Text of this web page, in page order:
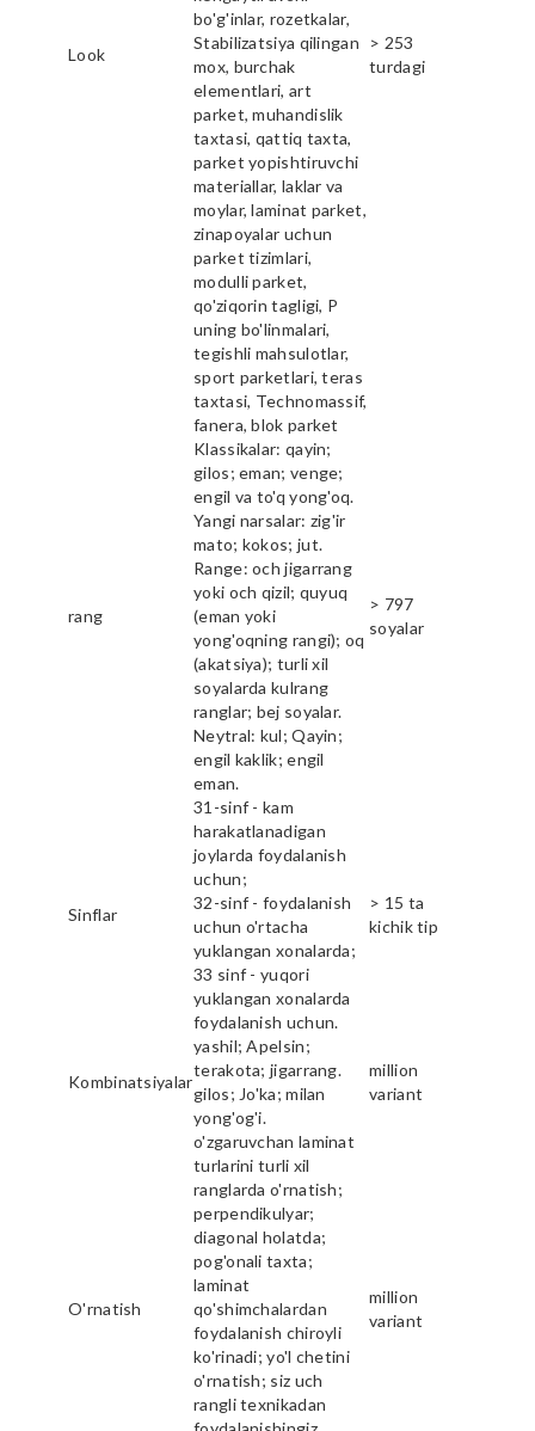
Look
bo'g'inlar, rozetkalar,
Stabilizatsiya qilingan
mox, burchak
elementlari, art
parket, muhandislik
taxtasi, qattiq taxta,
parket yopishtiruvchi
materiallar, laklar va
moylar, laminat parket,
zinapoyalar uchun
parket tizimlari,
modulli parket,
qo'ziqorin tagligi, P
uning bo'linmalari,
tegishli mahsulotlar,
sport parketlari, teras
taxtasi, Technomassif,
fanera, blok parket
> 253
turdagi
rang
Klassikalar: qayin;
gilos; eman; venge;
engil va to'q yong'oq.
Yangi narsalar: zig'ir
mato; kokos; jut.
Range: och jigarrang
yoki och qizil; quyuq
(eman yoki
yong'oqning rangi); oq
(akatsiya); turli xil
soyalarda kulrang
ranglar; bej soyalar.
Neytral: kul; Qayin;
engil kaklik; engil
eman.
> 797
soyalar
Sinflar
31-sinf - kam
harakatlanadigan
joylarda foydalanish
uchun;
32-sinf - foydalanish
uchun o'rtacha
yuklangan xonalarda;
33 sinf - yuqori
yuklangan xonalarda
foydalanish uchun.
> 15 ta
kichik tip
Kombinatsiyalar
yashil; Apelsin;
terakota; jigarrang.
gilos; Jo'ka; milan
yong'og'i.
million
variant
O'rnatish
o'zgaruvchan laminat
turlarini turli xil
ranglarda o'rnatish;
perpendikulyar;
diagonal holatda;
pog'onali taxta;
laminat
qo'shimchalardan
foydalanish chiroyli
ko'rinadi; yo'l chetini
o'rnatish; siz uch
rangli texnikadan
million
variant